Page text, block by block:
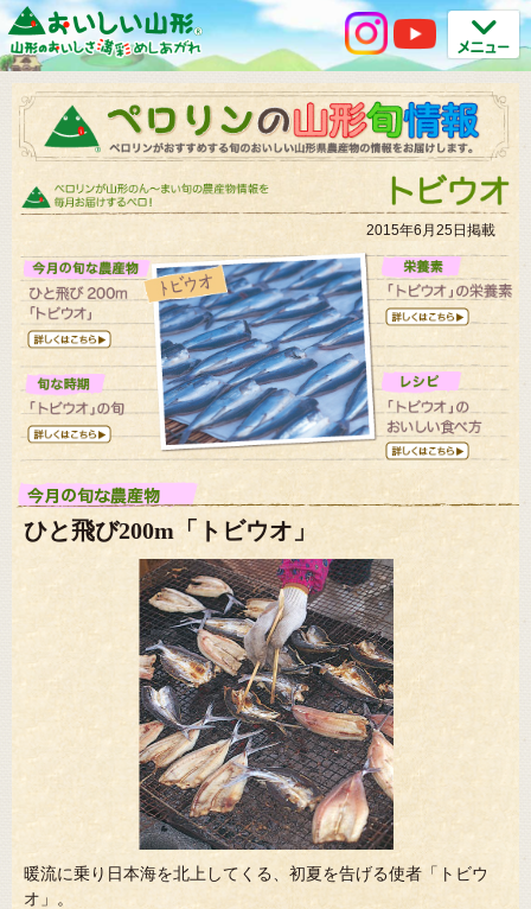
2015年6月25日掲載
ひと飛び200m「トビウオ」
暖流に乗り日本海を北上してくる、初夏を告げる使者「トビウ
オ」。